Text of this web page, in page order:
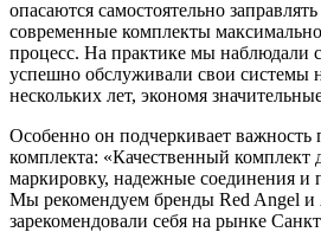
опасаются самостоятельно
современные комплекты
процесс. На практике мы наблюдали
успешно обслуживали свои системы
нескольких лет, экономя
Особенно он подчеркивает важность
комплекта: «Качественный комплект
маркировку, надежные соединения
Мы рекомендуем бренды Red Angel и
зарекомендовали себя на рынке